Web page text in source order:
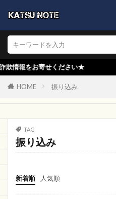
バスルーム専門店
売れ筋新商品
ブック
LUMMY
EnglishCafe
dalsy
CIk専門ショップ
A TIME TO SHOP
helenstore
PSBEN
GOOD COOL
寄せください★
HOME 振り込み
TAG
振り込み
新着順 人気順